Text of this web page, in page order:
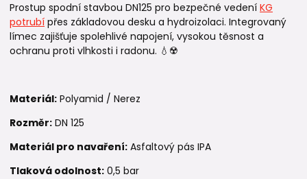
Prostup spodní stavbou DN125 pro bezpečné vedení KG
potrubí přes základovou desku a hydroizolaci. Integrovaný
límec zajišťuje spolehlivé napojení, vysokou těsnost a
ochranu proti vlhkosti i radonu. 💧☢️
Materiál: Polyamid / Nerez
Rozměr: DN 125
Materiál pro navaření: Asfaltový pás IPA
Tlaková odolnost: 0,5 bar